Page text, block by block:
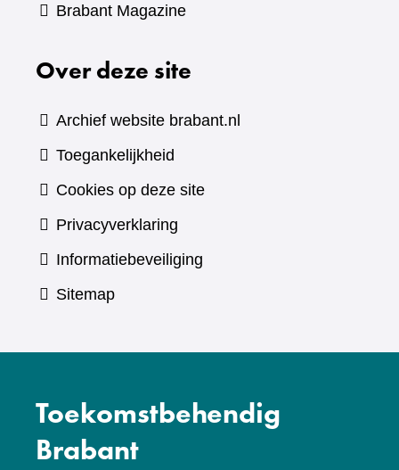
Brabant Magazine(verwijst
een
website)
Over deze site
Archief website brabant.nl
Toegankelijkheid
Cookies op deze site
Privacyverklaring
Informatiebeveiliging
Sitemap
Toekomstbehendig
Brabant